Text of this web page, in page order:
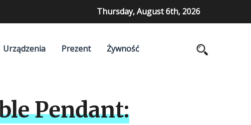
Thursday, August 6th, 2026
Urządzenia Prezent Żywność
Pendant: